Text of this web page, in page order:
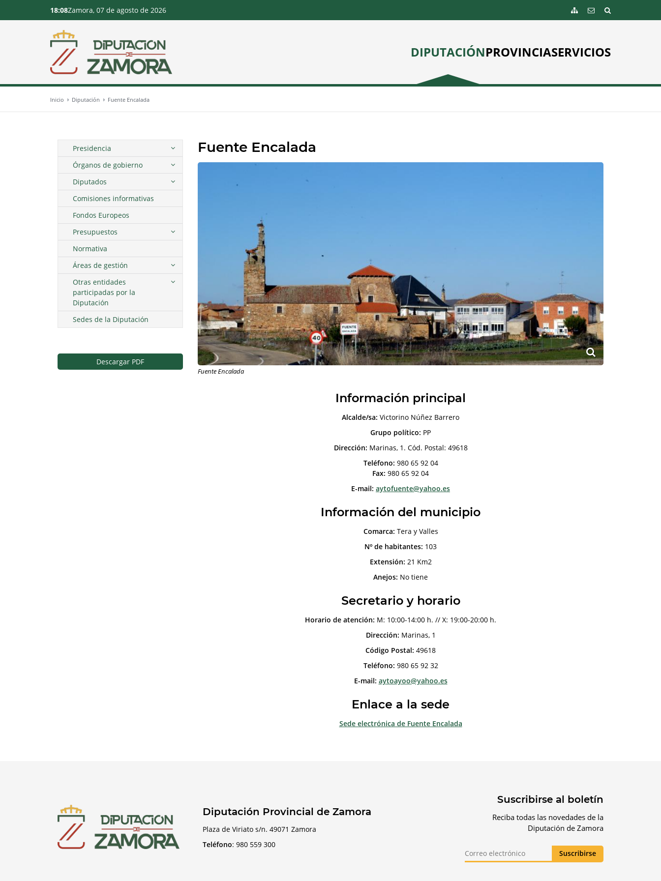
DIPUTACIÓNPROVINCIASERVICIOS
18:08Zamora, 07 de agosto de 2026
Inicio Diputación Fuente Encalada
Fuente Encalada
Fuente Encalada
Información principal
Alcalde/sa: Victorino Núñez Barrero
Grupo político: PP
Dirección: Marinas, 1. Cód. Postal: 49618
Teléfono: 980 65 92 04
Fax: 980 65 92 04
E-mail: aytofuente@yahoo.es
Información del municipio
Comarca: Tera y Valles
Nº de habitantes: 103
Extensión: 21 Km2
Anejos: No tiene
Secretario y horario
Horario de atención: M: 10:00-14:00 h. // X: 19:00-20:00 h.
Dirección: Marinas, 1
Código Postal: 49618
Teléfono: 980 65 92 32
E-mail: aytoayoo@yahoo.es
Enlace a la sede
Sede electrónica de Fuente Encalada
Presidencia
Órganos de gobierno
Diputados
Comisiones informativas
Fondos Europeos
Presupuestos
Normativa
Áreas de gestión
Otras entidades
participadas por la
Diputación
Sedes de la Diputación
Descargar PDF
Diputación Provincial de Zamora
Plaza de Viriato s/n. 49071 Zamora
Teléfono: 980 559 300
Suscribirse al boletín
Reciba todas las novedades de la
Diputación de Zamora